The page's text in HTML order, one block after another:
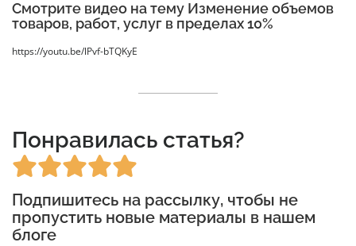
Смотрите видео на тему Изменение объемов
товаров, работ, услуг в пределах 10%
https://youtu.be/lPvf-bTQKyE
Понравилась статья?
Подпишитесь на рассылку, чтобы не
пропустить новые материалы в нашем
блоге